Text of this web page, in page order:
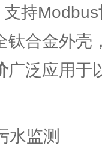
持
钛合金外壳
广泛应用于
水监测